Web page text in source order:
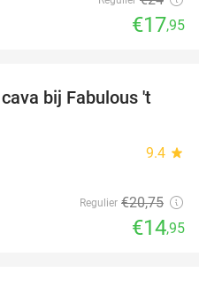
€17,95
28%
bij Fabulous 't
9.4 star
Regulier €20,75
€14,95